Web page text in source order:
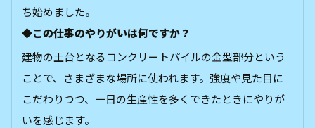
ち始めました。
◆この仕事のやりがいは何ですか？
建物の土台となるコンクリートパイルの金型部分という
ことで、さまざまな場所に使われます。強度や見た目に
こだわりつつ、一日の生産性を多くできたときにやりが
いを感じます。